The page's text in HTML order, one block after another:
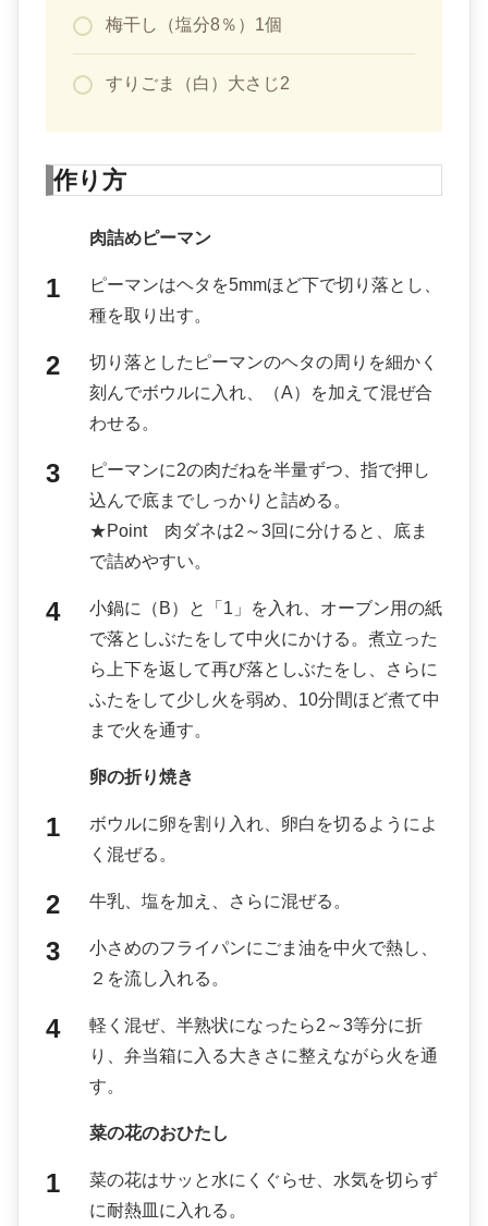
梅干し（塩分8％）1個
すりごま（白）大さじ2
作り方
肉詰めピーマン
ピーマンはヘタを5mmほど下で切り落とし、
種を取り出す。
切り落としたピーマンのヘタの周りを細かく
刻んでボウルに入れ、（A）を加えて混ぜ合
わせる。
ピーマンに2の肉だねを半量ずつ、指で押し
込んで底までしっかりと詰める。
★Point 肉ダネは2～3回に分けると、底ま
で詰めやすい。
小鍋に（B）と「1」を入れ、オーブン用の紙
で落としぶたをして中火にかける。煮立った
ら上下を返して再び落としぶたをし、さらに
ふたをして少し火を弱め、10分間ほど煮て中
まで火を通す。
卵の折り焼き
ボウルに卵を割り入れ、卵白を切るようによ
く混ぜる。
牛乳、塩を加え、さらに混ぜる。
小さめのフライパンにごま油を中火で熱し、
２を流し入れる。
軽く混ぜ、半熟状になったら2～3等分に折
り、弁当箱に入る大きさに整えながら火を通
す。
菜の花のおひたし
菜の花はサッと水にくぐらせ、水気を切らず
に耐熱皿に入れる。